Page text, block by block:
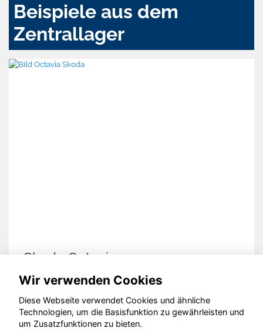
Beispiele aus dem
Zentrallager
Skoda Octavia
© konjunkturmotor.de GmbH 2020 - 2026
Wir verwenden Cookies
Diese Webseite verwendet Cookies und ähnliche
Technologien, um die Basisfunktion zu gewährleisten und
um Zusatzfunktionen zu bieten.